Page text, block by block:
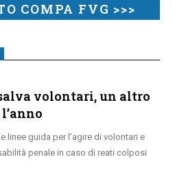
COMPA FVG >>>
volontari, un altro
linee guida per l’agire di volontari e
penale in caso di reati colposi